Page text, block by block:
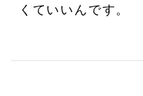
くていいんです。